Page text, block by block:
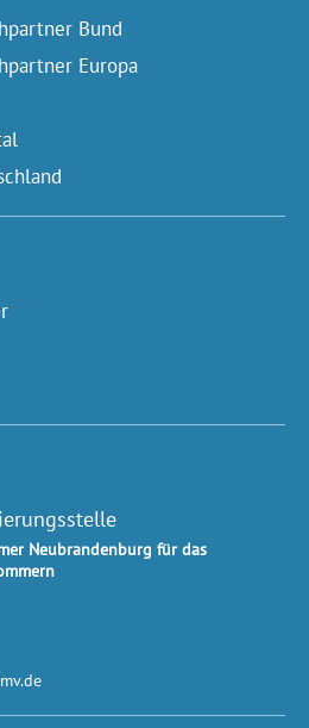
Bund
Europa
Neubrandenburg für das